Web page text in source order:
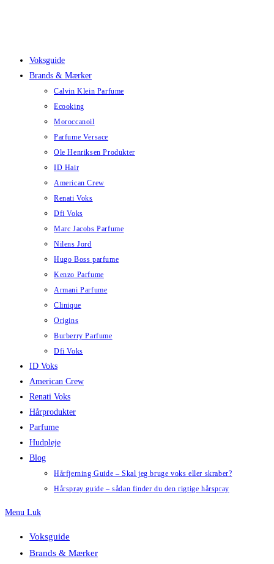
Voksguide
Brands & Mærker
Calvin Klein Parfume
Ecooking
Moroccanoil
Parfume Versace
Ole Henriksen Produkter
ID Hair
American Crew
Renati Voks
Dfi Voks
Marc Jacobs Parfume
Nilens Jord
Hugo Boss parfume
Kenzo Parfume
Armani Parfume
Clinique
Origins
Burberry Parfume
Dfi Voks
ID Voks
American Crew
Renati Voks
Hårprodukter
Parfume
Hudpleje
Blog
Hårfjerning Guide – Skal jeg bruge voks eller skraber?
Hårspray guide – sådan finder du den rigtige hårspray
Menu Luk
Voksguide
Brands & Mærker